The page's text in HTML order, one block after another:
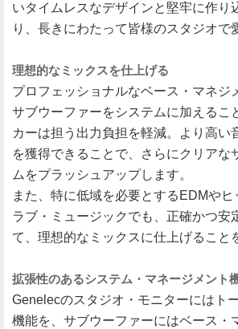
いタイムレスなデザインと堅牢に作り
り、長きにわたって皆様のスタジオで
理想的なミックスを仕上げる
プロフェッショナルなベース・マネジ
サブウーファーをシステムに加えるこ
カーは担う出力負担を軽減。より高い
を獲得できることで、さらにクリアな
ムをプラッシュアップします。
また、特に低域を必要とするEDMやヒ
ラブ・ミュージックでも、正確かつ安
て、理想的なミックスに仕上げること
拡張性のあるシステム・マネージメント
Genelecのスタジオ・モニターにはト
機能を、サブウーファーにはベース・